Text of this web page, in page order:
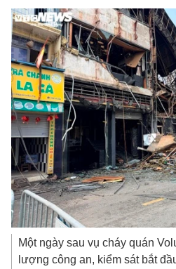
Một ngày sau vụ cháy quán
lượng công an, kiểm sát bắt